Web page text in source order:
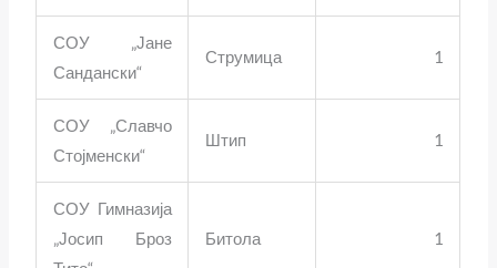
СОУ „Јане
Сандански“
Струмица 1
СОУ „Славчо
Стојменски“
Штип 1
СОУ Гимназија
„Јосип Броз
Битола 1